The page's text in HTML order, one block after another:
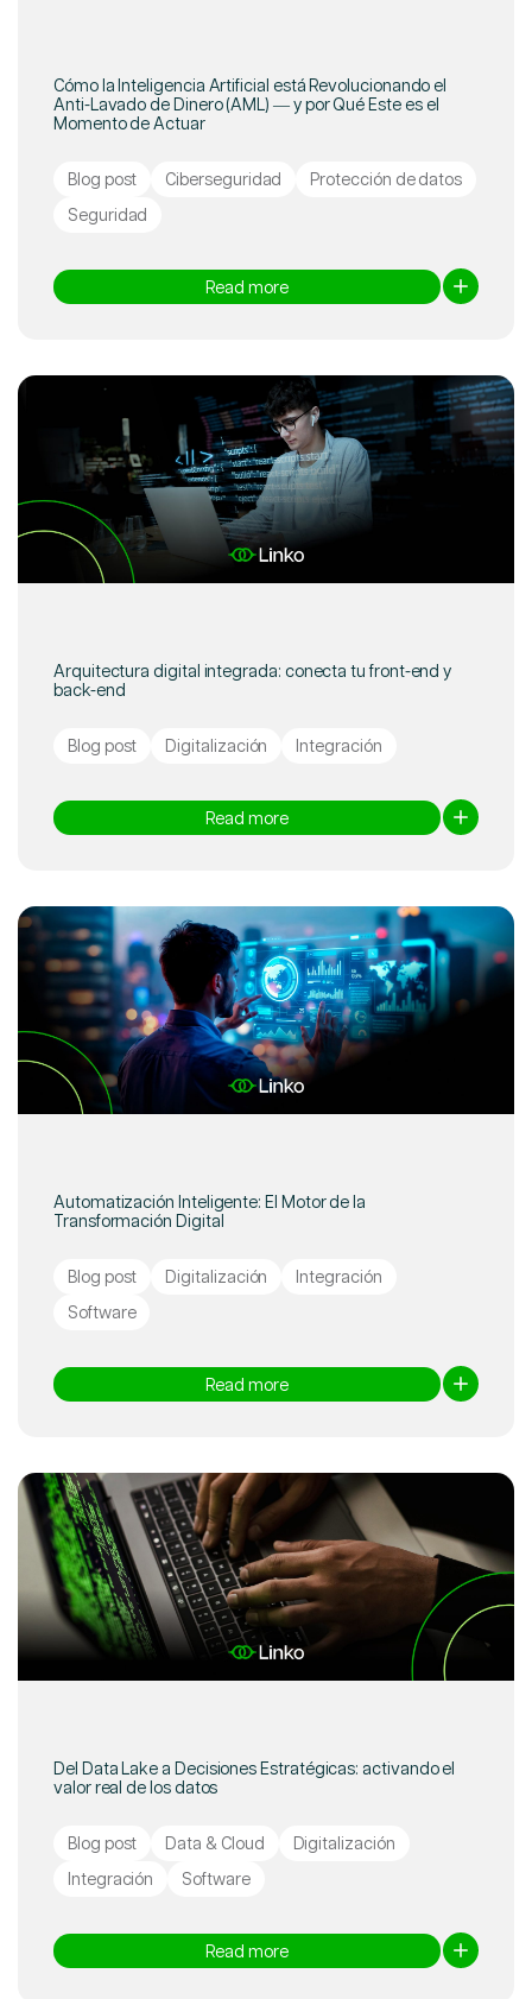
Cómo la Inteligencia Artificial está Revolucionando el
Anti-Lavado de Dinero (AML) — y por Qué Este es el
Momento de Actuar
Blog post Ciberseguridad
Protección de datos
Seguridad
Read more
Arquitectura digital integrada: conecta tu front-end y
back-end
Blog post Digitalización Integración
Read more
Automatización Inteligente: El Motor de la
Transformación Digital
Blog post Digitalización
Integración
Software
Read more
Del Data Lake a Decisiones Estratégicas: activando el
valor real de los datos
Blog post Data & Cloud
Digitalización
Integración
Software
Read more